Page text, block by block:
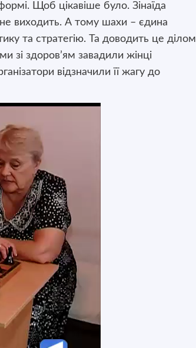
Щоб цікавіше було. Зінаїда
виходить. А тому шахи – єдина
та стратегію. Та доводить це ділом
зі здоров’ям завадили жінці
відзначили її жагу до